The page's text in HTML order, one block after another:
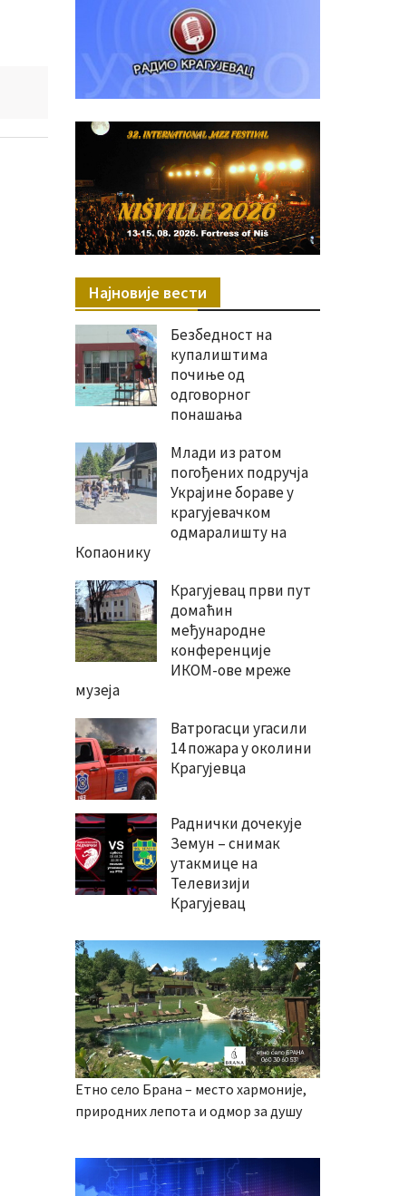
Најновије вести
Безбедност на
купалиштима
почиње од
одговорног
понашања
Млади из ратом
погођених подручја
Украјине бораве у
крагујевачком
одмаралишту на
Копаонику
Крагујевац први пут
домаћин
међународне
конференције
ИКОМ-ове мреже
музеја
Ватрогасци угасили
14 пожара у околини
Крагујевца
Раднички дочекује
Земун – снимак
утакмице на
Телевизији
Крагујевац
Етно село Брана – место хармоније,
природних лепота и одмор за душу